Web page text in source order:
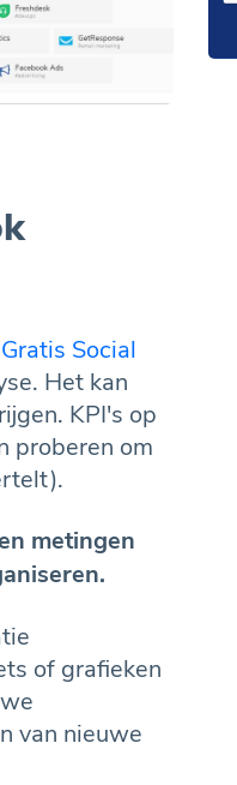
Gratis Social
Het kan
KPI's op
proberen om
metingen
of grafieken
van nieuwe